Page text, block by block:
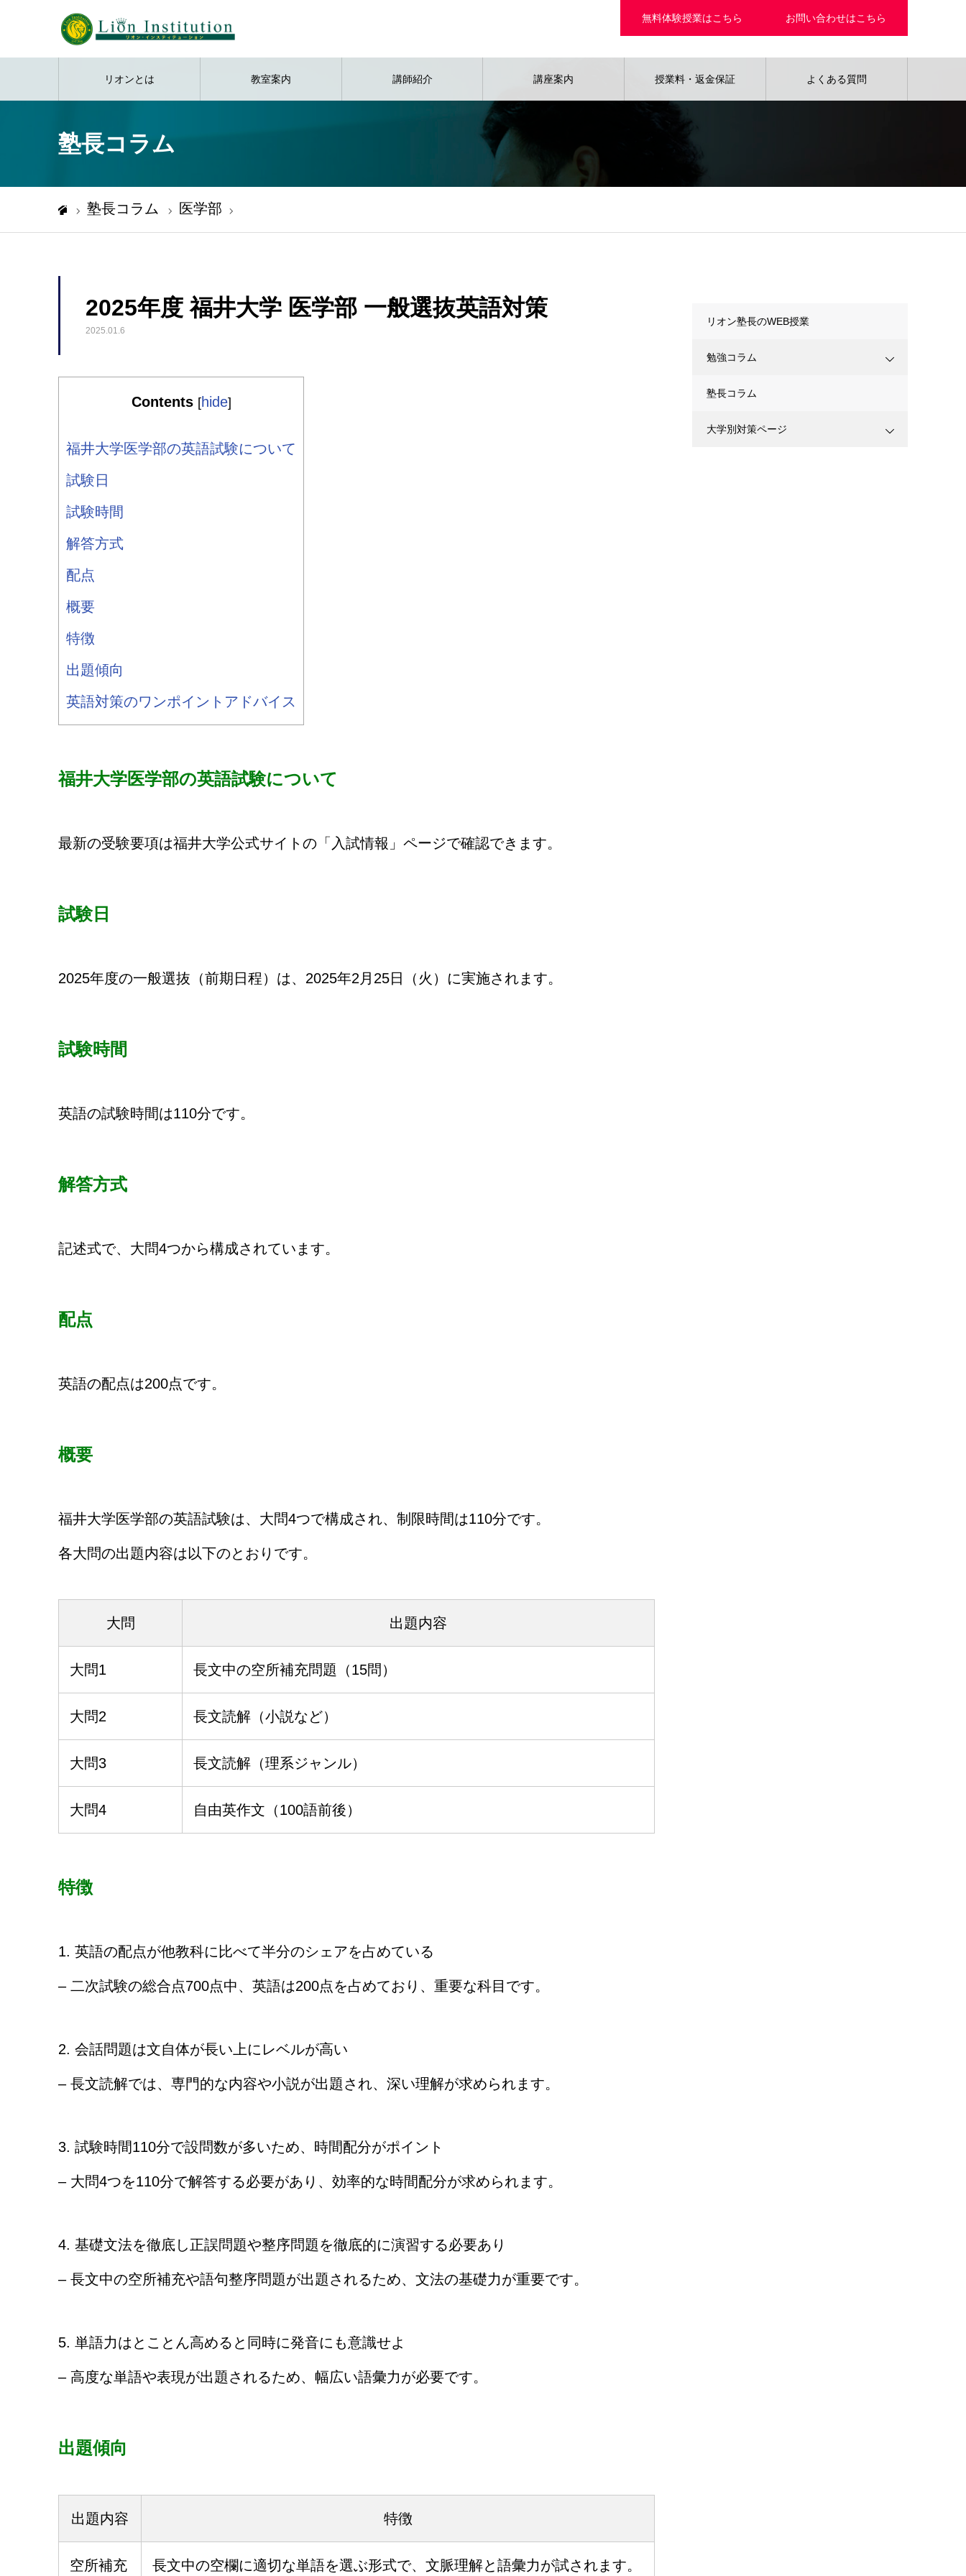
無料体験授業はこちら お問い合わせはこちら
リオンとは 教室案内 講師紹介 講座案内 授業料・返金保証 よくある質問
塾長コラム
塾長コラム 医学部
2025年度 福井大学 医学部 一般選抜英語対策
2025.01.6
Contents [hide]
福井大学医学部の英語試験について
試験日
試験時間
解答方式
配点
概要
特徴
出題傾向
英語対策のワンポイントアドバイス
福井大学医学部の英語試験について
最新の受験要項は福井大学公式サイトの「入試情報」ページで確認できます。
試験日
2025年度の一般選抜（前期日程）は、2025年2月25日（火）に実施されます。
試験時間
英語の試験時間は110分です。
解答方式
記述式で、大問4つから構成されています。
配点
英語の配点は200点です。
概要
福井大学医学部の英語試験は、大問4つで構成され、制限時間は110分です。
各大問の出題内容は以下のとおりです。
大問 出題内容
大問1 長文中の空所補充問題（15問）
大問2 長文読解（小説など）
大問3 長文読解（理系ジャンル）
大問4 自由英作文（100語前後）
特徴
1. 英語の配点が他教科に比べて半分のシェアを占めている
– 二次試験の総合点700点中、英語は200点を占めており、重要な科目です。
2. 会話問題は文自体が長い上にレベルが高い
– 長文読解では、専門的な内容や小説が出題され、深い理解が求められます。
3. 試験時間110分で設問数が多いため、時間配分がポイント
– 大問4つを110分で解答する必要があり、効率的な時間配分が求められます。
4. 基礎文法を徹底し正誤問題や整序問題を徹底的に演習する必要あり
– 長文中の空所補充や語句整序問題が出題されるため、文法の基礎力が重要です。
5. 単語力はとことん高めると同時に発音にも意識せよ
– 高度な単語や表現が出題されるため、幅広い語彙力が必要です。
出題傾向
出題内容 特徴
空所補充 長文中の空欄に適切な単語を選ぶ形式で、文脈理解と語彙力が試されます。
リオン塾長のWEB授業
勉強コラム
塾長コラム
大学別対策ページ